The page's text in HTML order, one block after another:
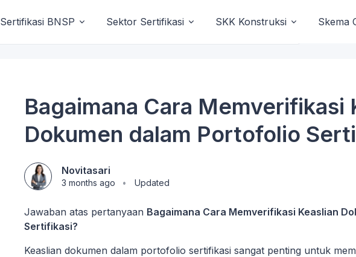
Sertifikasi BNSP Sektor Sertifikasi SKK Konstruksi Skema
Bagaimana Cara Memverifikasi
Dokumen dalam Portofolio
Novitasari
3 months ago Updated
Jawaban atas pertanyaan Bagaimana Cara Memverifikasi Keaslian
Sertifikasi?
Keaslian dokumen dalam portofolio sertifikasi sangat penting untuk